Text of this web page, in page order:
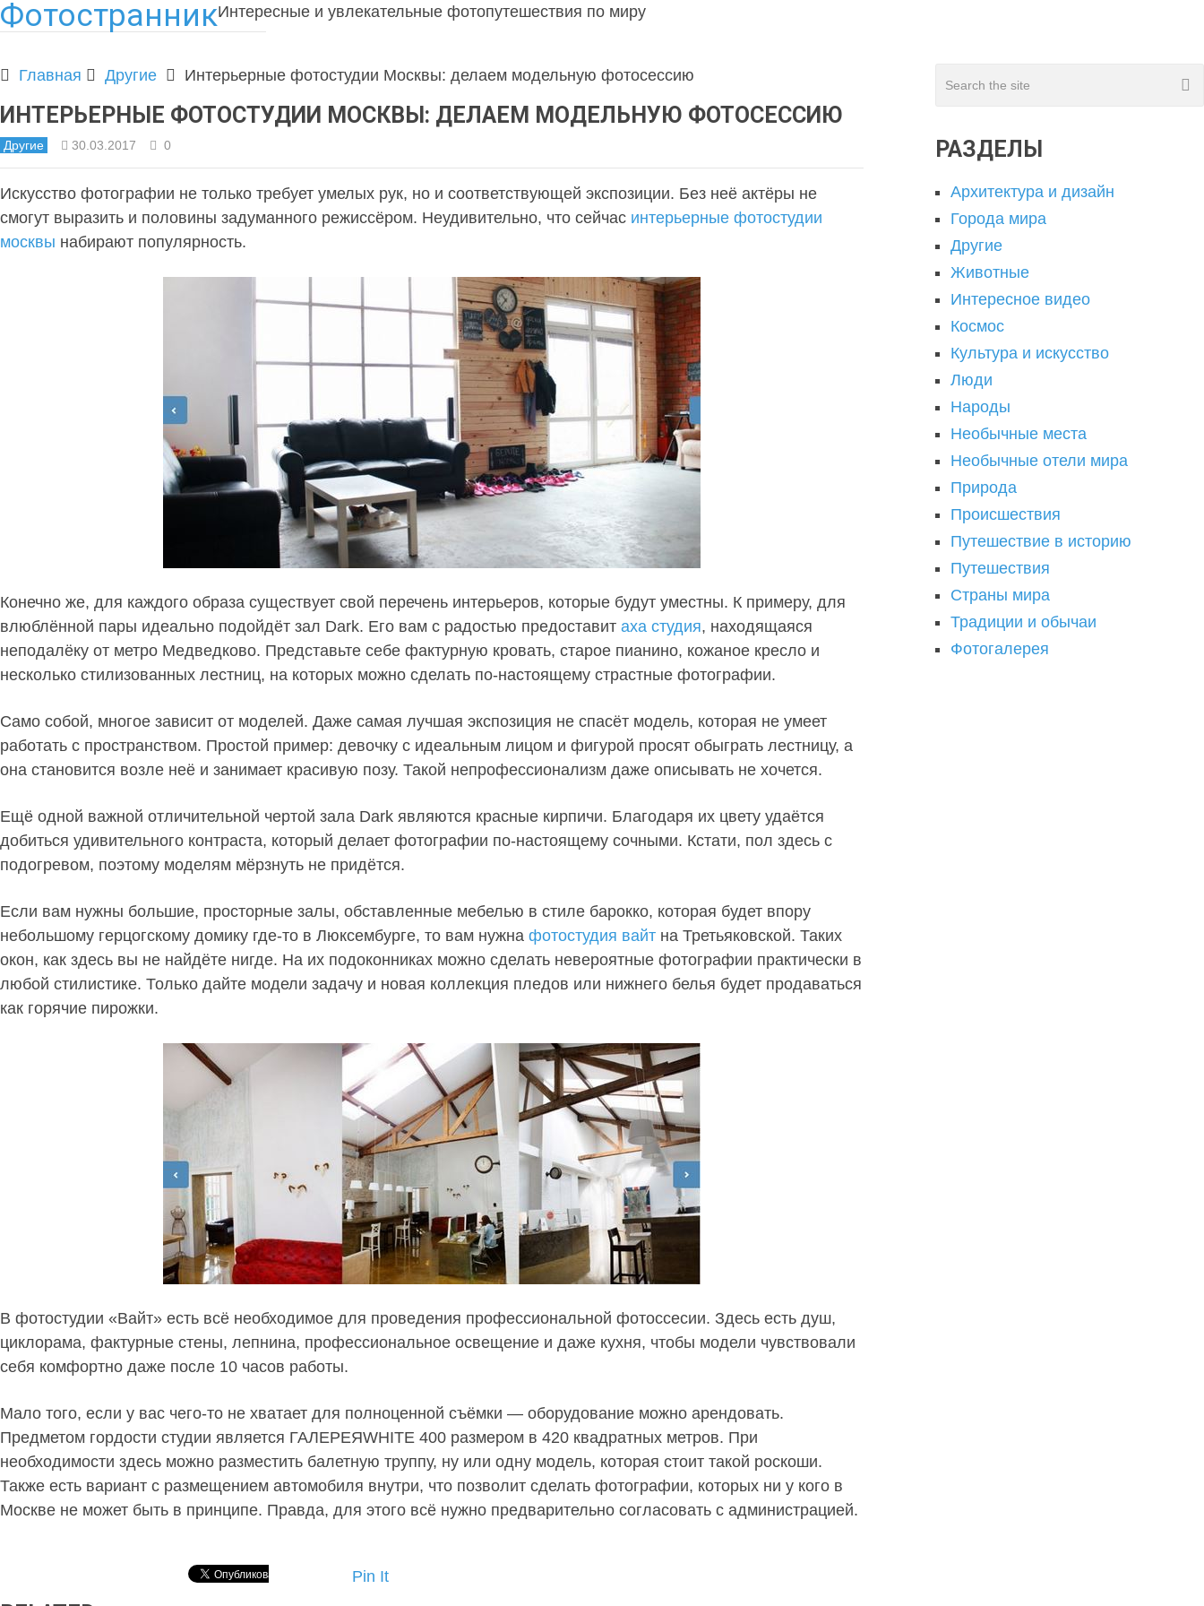
ФотостранникИнтересные и увлекательные фотопутешествия по миру
Главная Другие Интерьерные фотостудии Москвы: делаем модельную фотосессию
ИНТЕРЬЕРНЫЕ ФОТОСТУДИИ МОСКВЫ: ДЕЛАЕМ МОДЕЛЬНУЮ ФОТОСЕССИЮ
Другие 30.03.2017 0
Искусство фотографии не только требует умелых рук, но и соответствующей экспозиции. Без неё актёры не
смогут выразить и половины задуманного режиссёром. Неудивительно, что сейчас интерьерные фотостудии
москвы набирают популярность.
Конечно же, для каждого образа существует свой перечень интерьеров, которые будут уместны. К примеру, для
влюблённой пары идеально подойдёт зал Dark. Его вам с радостью предоставит axa студия, находящаяся
неподалёку от метро Медведково. Представьте себе фактурную кровать, старое пианино, кожаное кресло и
несколько стилизованных лестниц, на которых можно сделать по-настоящему страстные фотографии.
Само собой, многое зависит от моделей. Даже самая лучшая экспозиция не спасёт модель, которая не умеет
работать с пространством. Простой пример: девочку с идеальным лицом и фигурой просят обыграть лестницу, а
она становится возле неё и занимает красивую позу. Такой непрофессионализм даже описывать не хочется.
Ещё одной важной отличительной чертой зала Dark являются красные кирпичи. Благодаря их цвету удаётся
добиться удивительного контраста, который делает фотографии по-настоящему сочными. Кстати, пол здесь с
подогревом, поэтому моделям мёрзнуть не придётся.
Если вам нужны большие, просторные залы, обставленные мебелью в стиле барокко, которая будет впору
небольшому герцогскому домику где-то в Люксембурге, то вам нужна фотостудия вайт на Третьяковской. Таких
окон, как здесь вы не найдёте нигде. На их подоконниках можно сделать невероятные фотографии практически в
любой стилистике. Только дайте модели задачу и новая коллекция пледов или нижнего белья будет продаваться
как горячие пирожки.
В фотостудии «Вайт» есть всё необходимое для проведения профессиональной фотоссесии. Здесь есть душ,
циклорама, фактурные стены, лепнина, профессиональное освещение и даже кухня, чтобы модели чувствовали
себя комфортно даже после 10 часов работы.
Мало того, если у вас чего-то не хватает для полноценной съёмки — оборудование можно арендовать.
Предметом гордости студии является ГАЛЕРЕЯWHITE 400 размером в 420 квадратных метров. При
необходимости здесь можно разместить балетную труппу, ну или одну модель, которая стоит такой роскоши.
Также есть вариант с размещением автомобиля внутри, что позволит сделать фотографии, которых ни у кого в
Москве не может быть в принципе. Правда, для этого всё нужно предварительно согласовать с администрацией.
Pin It
РАЗДЕЛЫ
Архитектура и дизайн
Города мира
Другие
Животные
Интересное видео
Космос
Культура и искусство
Люди
Народы
Необычные места
Необычные отели мира
Природа
Происшествия
Путешествие в историю
Путешествия
Страны мира
Традиции и обычаи
Фотогалерея